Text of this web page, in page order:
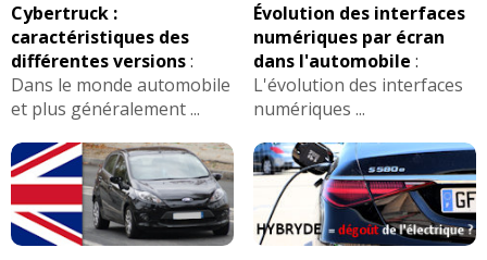
16/20
2.0 TDI 150 ch Dsg, 180000, 2018,
finition xe
)
02/20
16/20
2.0 TDI 150 ch boite manuelle 6,
45000km 2014(0 )
Cybertruck :
caractéristiques des
différentes versions:
Dans le monde automobile
et plus généralement ...
Évolution des interfaces
numériques par écran
dans l'automobile :
L'évolution des interfaces
numériques ...